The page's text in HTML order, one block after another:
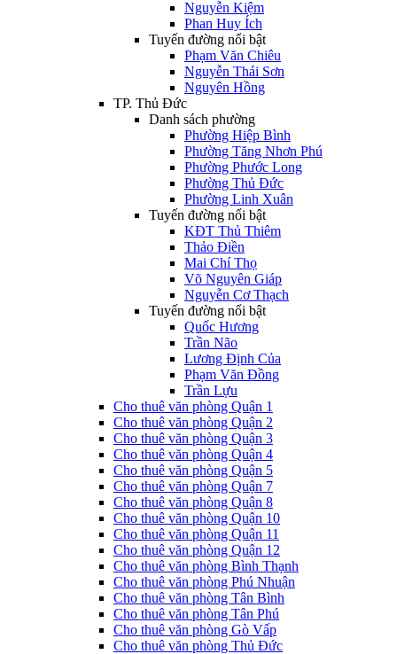
Nguyễn Kiệm
Phan Huy Ích
Tuyến đường nổi bật
Phạm Văn Chiêu
Nguyễn Thái Sơn
Nguyên Hồng
TP. Thủ Đức
Danh sách phường
Phường Hiệp Bình
Phường Tăng Nhơn Phú
Phường Phước Long
Phường Thủ Đức
Phường Linh Xuân
Tuyến đường nổi bật
KĐT Thủ Thiêm
Thảo Điền
Mai Chí Thọ
Võ Nguyên Giáp
Nguyễn Cơ Thạch
Tuyến đường nổi bật
Quốc Hương
Trần Não
Lương Định Của
Phạm Văn Đồng
Trần Lựu
Cho thuê văn phòng Quận 1
Cho thuê văn phòng Quận 2
Cho thuê văn phòng Quận 3
Cho thuê văn phòng Quận 4
Cho thuê văn phòng Quận 5
Cho thuê văn phòng Quận 7
Cho thuê văn phòng Quận 8
Cho thuê văn phòng Quận 10
Cho thuê văn phòng Quận 11
Cho thuê văn phòng Quận 12
Cho thuê văn phòng Bình Thạnh
Cho thuê văn phòng Phú Nhuận
Cho thuê văn phòng Tân Bình
Cho thuê văn phòng Tân Phú
Cho thuê văn phòng Gò Vấp
Cho thuê văn phòng Thủ Đức